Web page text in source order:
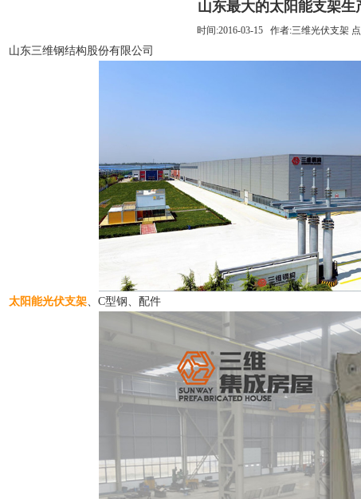
山东最大的太阳能支架生
时间:2016-03-15 作者:三维光伏支架
山东三维钢结构股份有限公司
太阳能光伏支架、C型钢、配件